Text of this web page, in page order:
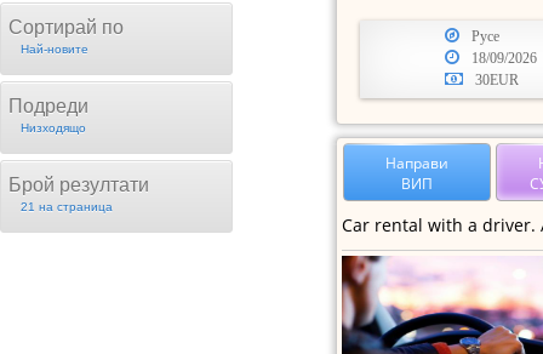
Сортирай по
Най-новите
Подреди
Низходящо
Брой резултати
21 на страница
Русе
18/09/2026
30EUR
Направи
ВИП